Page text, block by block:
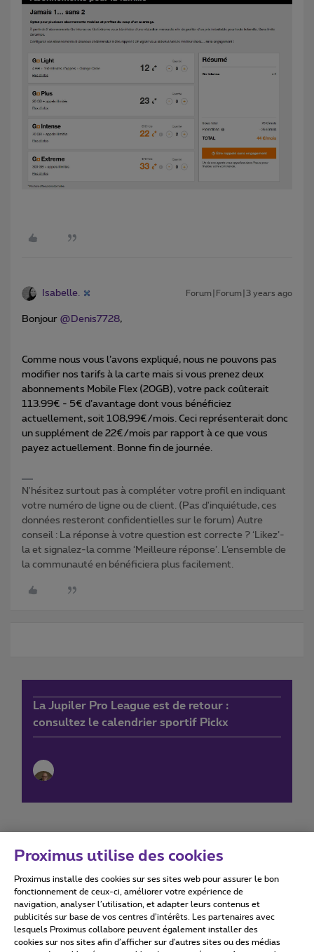
Isabelle. Forum|Forum|3 years ago
Bonjour @Denis7728,
Comme nous vous l’avons expliqué, nous ne pouvons pas
modifier nos tarifs à la carte mais si vous prenez deux
abonnements Mobile Flex (20GB), votre pack coûterait
113.99€ - 5€ d’avantage dont vous bénéficiez
actuellement, soit 108,99€/mois. Ceci représenterait donc
un supplément de 22€/mois par rapport à ce que vous
payez actuellement. Bonne fin de journée.
N'hésitez surtout pas à compléter votre profil en indiquant
votre numéro de ligne ou de client. (Pas d'inquiétude, ces
données resteront confidentielles sur le forum) Autre
conseil : La réponse à votre question est correcte ? ‘Likez’-
la et signalez-la comme ‘Meilleure réponse’. L’ensemble de
la communauté en bénéficiera plus facilement.
La Jupiler Pro League est de retour :
consultez le calendrier sportif Pickx
Conditions d'utilisation Accessibility statement
Proximus utilise des cookies
Proximus installe des cookies sur ses sites web pour assurer le bon
fonctionnement de ceux-ci, améliorer votre expérience de
navigation, analyser l’utilisation, et adapter leurs contenus et
publicités sur base de vos centres d’intérêts. Les partenaires avec
lesquels Proximus collabore peuvent également installer des
cookies sur nos sites afin d’afficher sur d'autres sites ou des médias